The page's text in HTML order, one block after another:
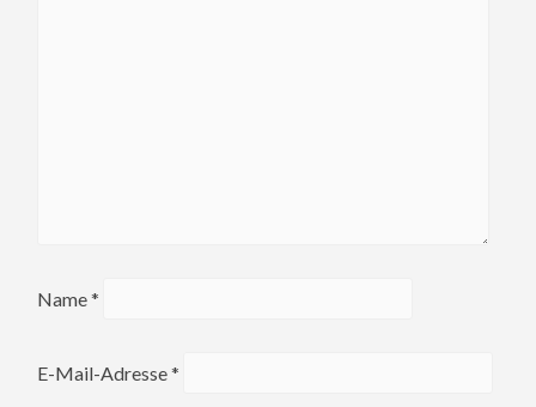
Name*
E-Mail-Adresse*